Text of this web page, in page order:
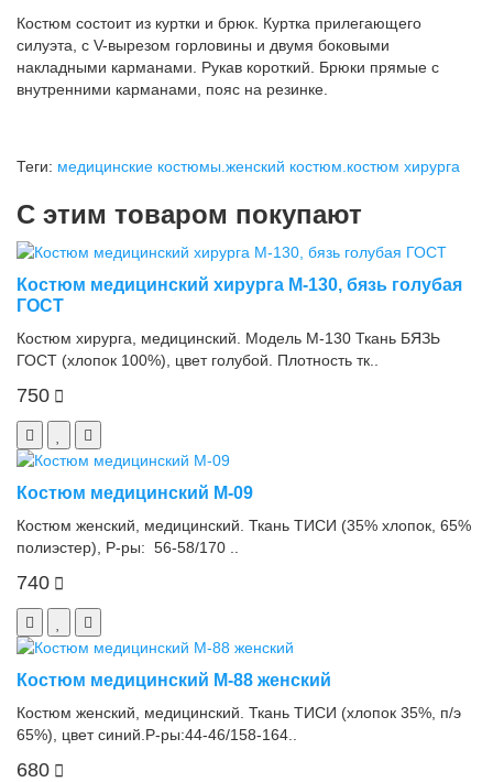
Костюм состоит из куртки и брюк. Куртка прилегающего
силуэта, с V-вырезом горловины и двумя боковыми
накладными карманами. Рукав короткий. Брюки прямые с
внутренними карманами, пояс на резинке.
Теги: медицинские костюмы.женский костюм.костюм хирурга
С этим товаром покупают
Костюм медицинский хирурга М-130, бязь голубая
ГОСТ
Костюм хирурга, медицинский. Модель М-130 Ткань БЯЗЬ
ГОСТ (хлопок 100%), цвет голубой. Плотность тк..
750
Костюм медицинский М-09
Костюм женский, медицинский. Ткань ТИСИ (35% хлопок, 65%
полиэстер), Р-ры: 56-58/170 ..
740
Костюм медицинский М-88 женский
Костюм женский, медицинский. Ткань ТИСИ (хлопок 35%, п/э
65%), цвет синий.Р-ры:44-46/158-164..
680